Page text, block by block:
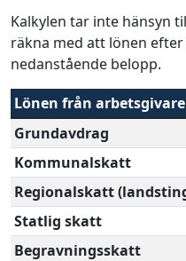
Kalkylen tar inte hänsyn
räkna med att lönen
nedanstående belopp.
Lönen från
Grundavdrag
Kommunalskatt
Regionalskatt
Statlig skatt
Begravningsskatt